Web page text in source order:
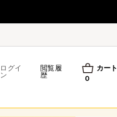
ログイ
ン
閲覧履
歴
カート
0